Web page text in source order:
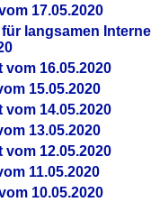
17.05.2020
langsamen
16.05.2020
15.05.2020
14.05.2020
13.05.2020
12.05.2020
11.05.2020
10.05.2020